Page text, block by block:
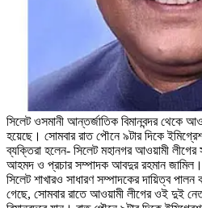
সিলেট ওসমানী আন্তর্জাতিক বিমানবন্দর থেকে
হয়েছে। সোমবার রাত পৌনে ৯টার দিকে
ব্যক্তিরা হলেন- সিলেট মহানগর আওয়ামী লীগের
আহমদ ও প্রচার সম্পাদক আবদুর রহমান জামিল।
সিলেট শাখারও সাধারণ সম্পাদকের দায়িত্ব পালন
গেছে, সোমবার রাতে আওয়ামী লীগের ওই দুই